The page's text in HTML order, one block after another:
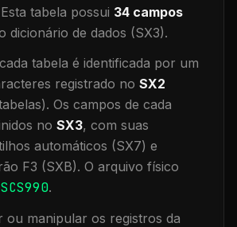
Esta tabela possui 34 campos
dicionário de dados (SX3).
tabela é identificada por um
registrado no SX2
Os campos de cada
no SX3, com suas
automáticos (SX7) e
F3 (SXB). O arquivo físico
SCS990.
ou manipular os registros da